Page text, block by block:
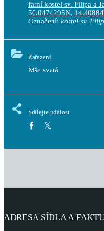
farní kostel sv. Filipa a
50.0474295N,
Označení: kostel sv.
Zařazení
Mše svatá
Sdílejte událost
ADRESA SÍDLA A